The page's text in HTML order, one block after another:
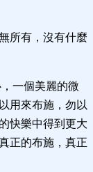
所有，沒有什麼
一個美麗的微
用來布施，勿以
快樂中得到更大
正的布施，真正